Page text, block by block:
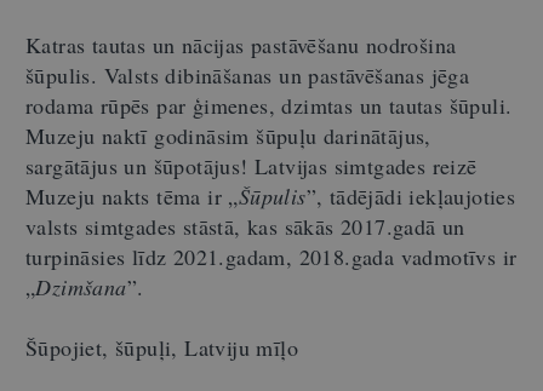
Katras tautas un nācijas pastāvēšanu nodrošina
šūpulis. Valsts dibināšanas un pastāvēšanas jēga
rodama rūpēs par ģimenes, dzimtas un tautas šūpuli.
Muzeju naktī godināsim šūpuļu darinātājus,
sargātājus un šūpotājus! Latvijas simtgades reizē
Muzeju nakts tēma ir „Šūpulis”, tādējādi iekļaujoties
valsts simtgades stāstā, kas sākās 2017.gadā un
turpināsies līdz 2021.gadam, 2018.gada vadmotīvs ir
„Dzimšana”.
Šūpojiet, šūpuļi, Latviju mīļo